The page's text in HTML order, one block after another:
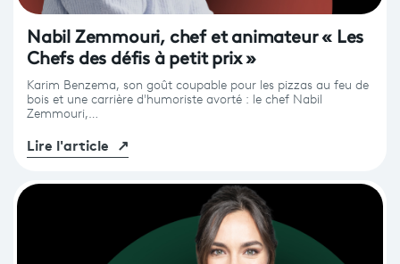
Nabil Zemmouri, chef et animateur « Les
Chefs des défis à petit prix »
Karim Benzema, son goût coupable pour les pizzas au feu de
bois et une carrière d'humoriste avorté : le chef Nabil
Zemmouri,…
Lire l'article ↗